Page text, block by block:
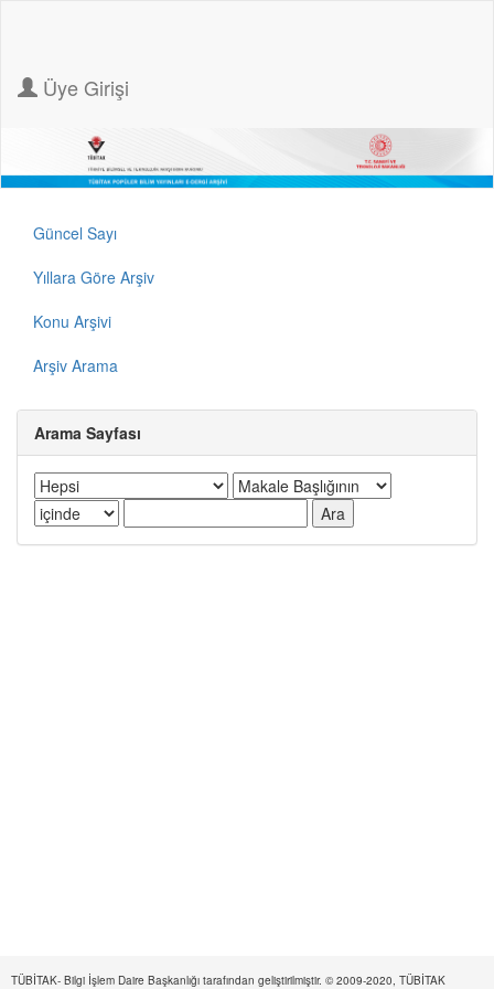
Üye Girişi
Güncel Sayı
Yıllara Göre Arşiv
Konu Arşivi
Arşiv Arama
Arama Sayfası
TÜBİTAK- Bilgi İşlem Daire Başkanlığı tarafından geliştirilmiştir. © 2009-2020, TÜBİTAK